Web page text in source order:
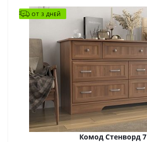
ОТ 3 ДНЕЙ
Комод Стенворд 7